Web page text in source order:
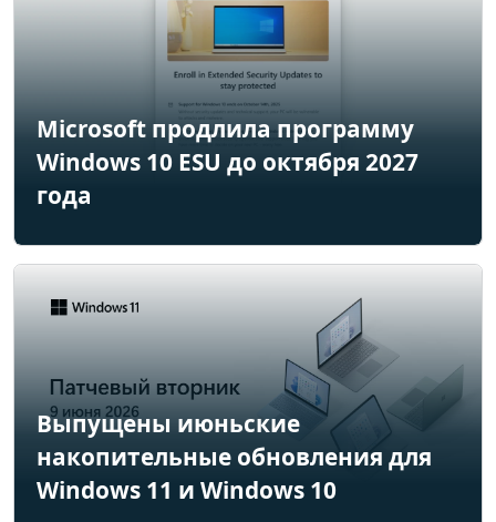
Microsoft продлила программу
Windows 10 ESU до октября 2027
года
Выпущены июньские
накопительные обновления для
Windows 11 и Windows 10